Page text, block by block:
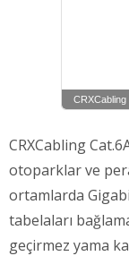
CRXCabling
CRXCabling
otoparklar ve
ortamlarda
tabelaları
geçirmez yama